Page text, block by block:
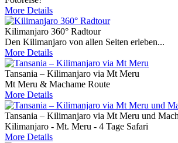
More Details
Kilimanjaro 360° Radtour
Den Kilimanjaro von allen Seiten erleben...
More Details
Tansania – Kilimanjaro via Mt Meru
Mt Meru & Machame Route
More Details
Tansania – Kilimanjaro via Mt Meru und
Kilimanjaro - Mt. Meru - 4 Tage Safari
More Details